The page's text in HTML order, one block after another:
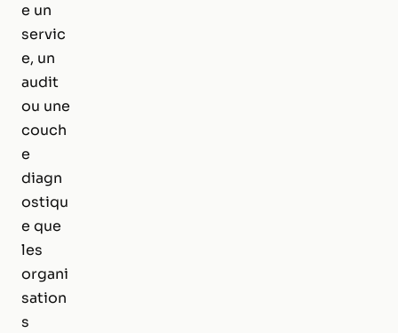
e un
servic
e, un
audit
ou une
couch
e
diagn
ostiqu
e que
les
organi
sation
s